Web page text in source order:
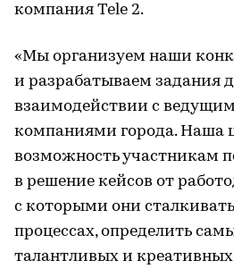
компания Tele 2.
«Мы организуем наши
и разрабатываем задания
взаимодействии с
компаниями города. Наша
возможность участникам
в решение кейсов от
с которыми они
процессах, определить
талантливых и